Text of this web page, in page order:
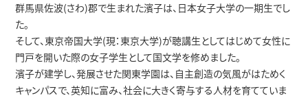
群⾺県佐波(さわ)郡で⽣まれた濱⼦は、⽇本⼥⼦⼤学の⼀期⽣でし
た。
そして、東京帝国⼤学(現：東京⼤学)が聴講⽣としてはじめて⼥性に
⾨⼾を開いた際の⼥⼦学⽣として国⽂学を修めました。
濱⼦が建学し、発展させた関東学園は、⾃主創造の気⾵がはためく
キャンパスで、英知に富み、社会に⼤きく寄与する⼈材を育てていま